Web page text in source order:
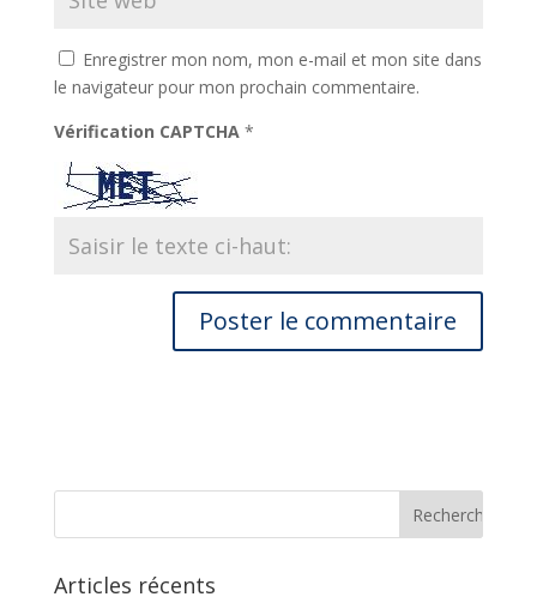
Enregistrer mon nom, mon e-mail et mon site dans
le navigateur pour mon prochain commentaire.
Vérification CAPTCHA *
Articles récents